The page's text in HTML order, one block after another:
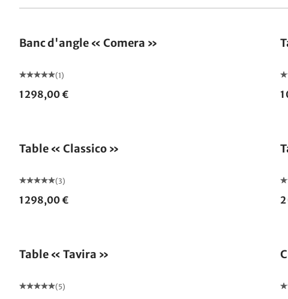
Banc d'angle « Comera »
(1)
1 298,00 €
Table « Classico »
(3)
1 298,00 €
Table « Tavira »
(5)